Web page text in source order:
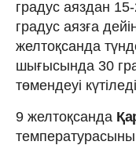
градус аяздан
градус аязға
желтоқсанда
шығысында 30
төмендеуі
9 желтоқсанда